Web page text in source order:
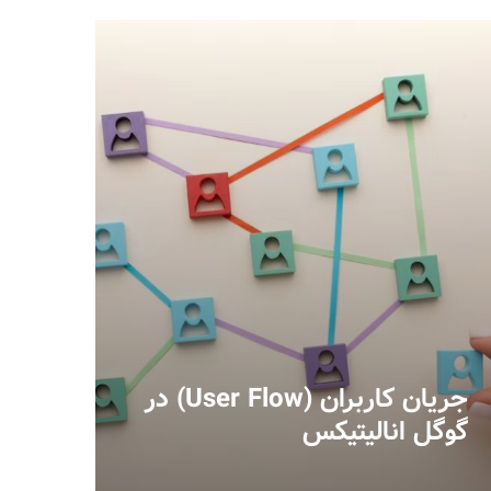
جریان کاربران (User Flow) در
گوگل انالیتیکس